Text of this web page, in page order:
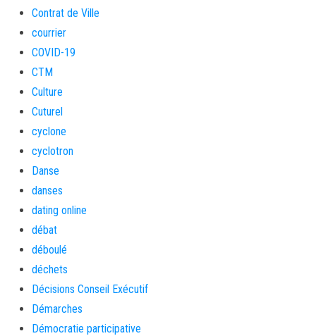
Contrat de Ville
courrier
COVID-19
CTM
Culture
Cuturel
cyclone
cyclotron
Danse
danses
dating online
débat
déboulé
déchets
Décisions Conseil Exécutif
Démarches
Démocratie participative